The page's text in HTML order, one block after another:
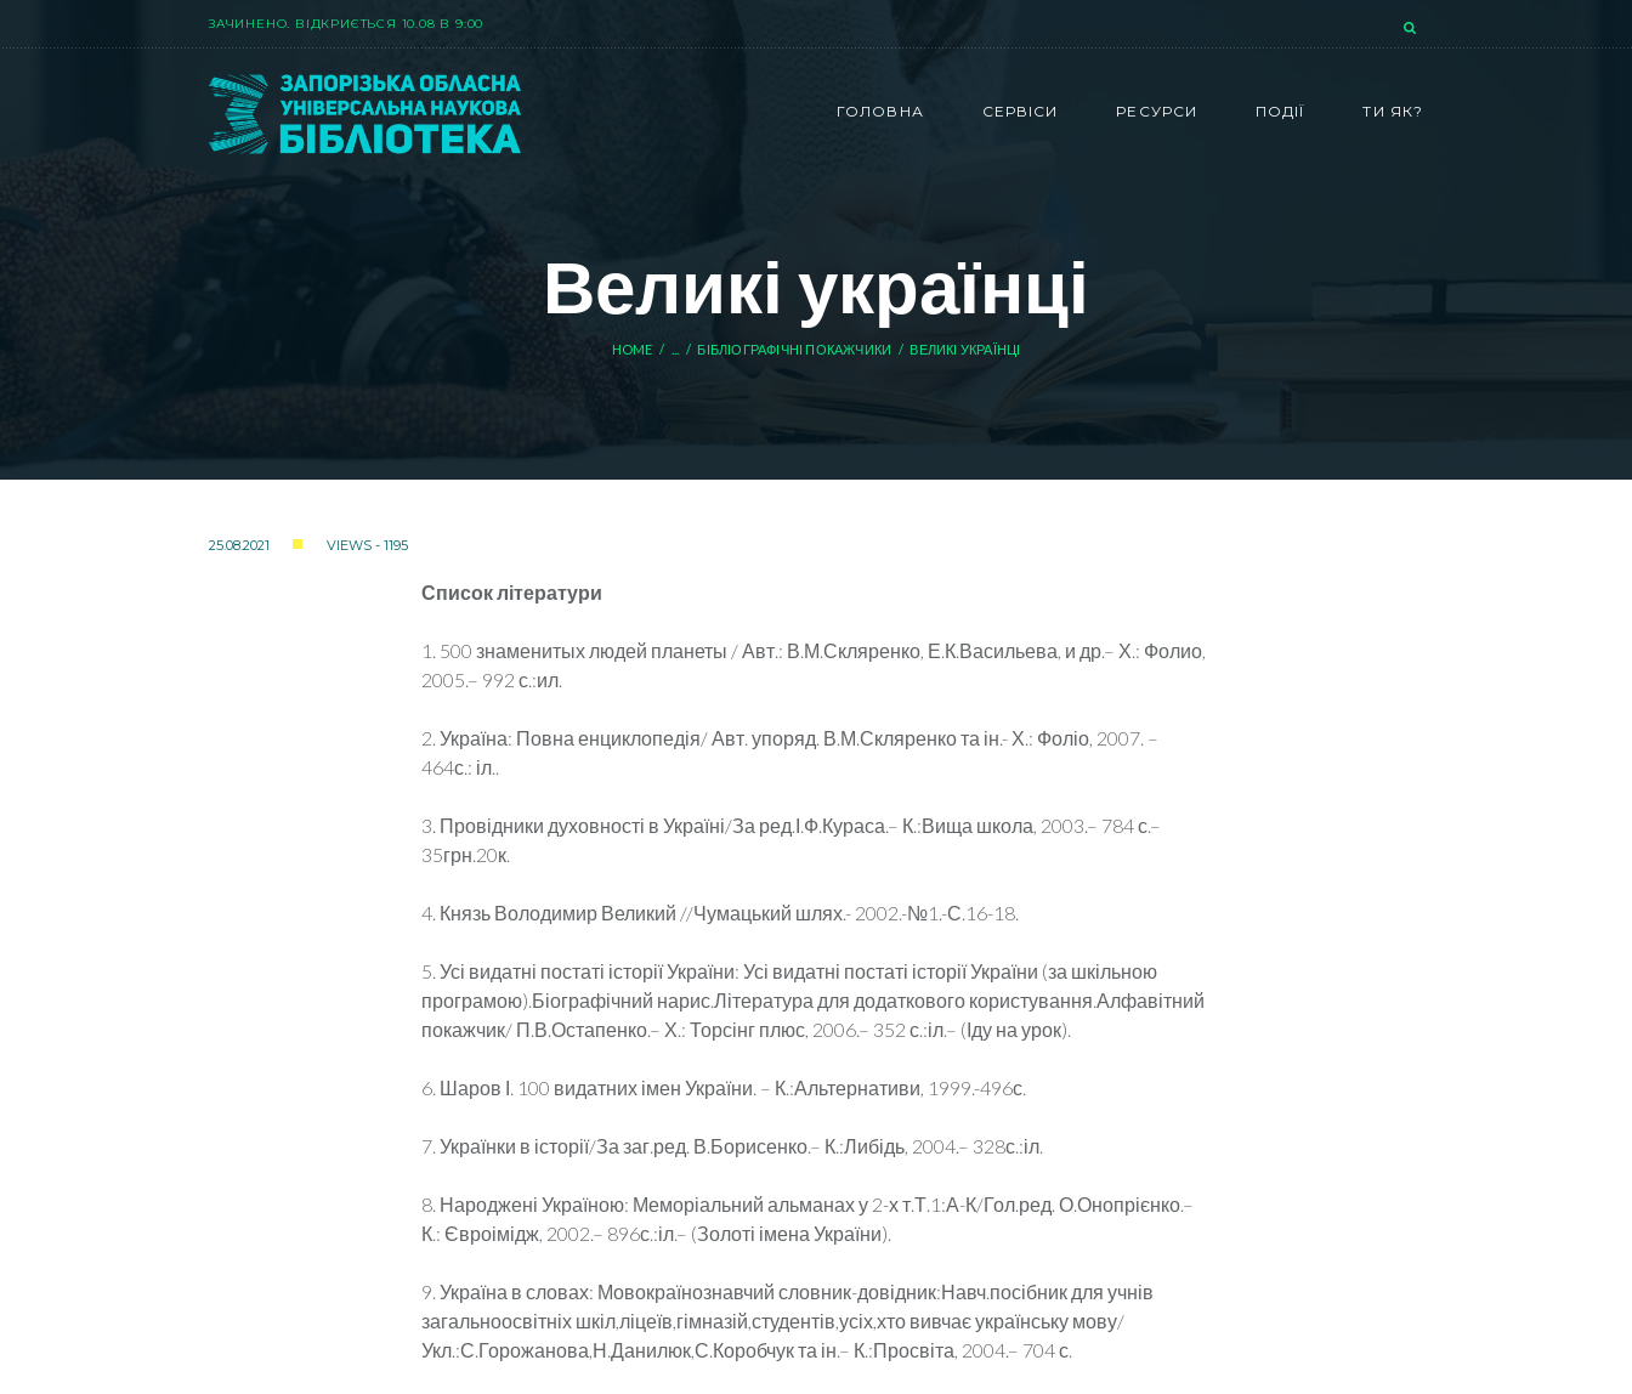
ЗАЧИНЕНО. ВIДКРИЄТЬСЯ 10.08 В 9:00
ГОЛОВНА СЕРВІСИ РЕСУРСИ ПОДІЇ ТИ ЯК?
Великі українці
HOME БІБЛІОГРАФІЧНІ ПОКАЖЧИКИ ВЕЛИКІ УКРАЇНЦІ
25.08.2021 VIEWS - 1195
Список літератури
1. 500 знаменитых людей планеты / Авт.: В.М.Скляренко, Е.К.Васильева, и др.– Х.: Фолио,
2005.– 992 с.:ил.
2. Україна: Повна енциклопедія/ Авт. упоряд. В.М.Скляренко та ін.- Х.: Фоліо, 2007. –
464с.: іл..
3. Провідники духовності в Україні/За ред.І.Ф.Кураса.– К.:Вища школа, 2003.– 784 с.–
35грн.20к.
4. Князь Володимир Великий //Чумацький шлях.- 2002.-№1.-С.16-18.
5. Усі видатні постаті історії України: Усі видатні постаті історії України (за шкільною
програмою).Біографічний нарис.Література для додаткового користування.Алфавітний
покажчик/ П.В.Остапенко.– Х.: Торсінг плюс, 2006.– 352 с.:іл.– (Іду на урок).
6. Шаров І. 100 видатних імен України. – К.:Альтернативи, 1999.-496с.
7. Українки в історії/За заг.ред. В.Борисенко.– К.:Либідь, 2004.– 328с.:іл.
8. Народжені Україною: Меморіальний альманах у 2-х т.Т.1:А-К/Гол.ред. О.Онопрієнко.–
К.: Євроімідж, 2002.– 896с.:іл.– (Золоті імена України).
9. Україна в словах: Мовокраїнознавчий словник-довідник:Навч.посібник для учнів
загальноосвітніх шкіл,ліцеїв,гімназій,студентів,усіх,хто вивчає українську мову/
Укл.:С.Горожанова,Н.Данилюк,С.Коробчук та ін.– К.:Просвіта, 2004.– 704 с.